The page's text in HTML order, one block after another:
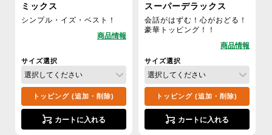
ミックス
シンプル・イズ・ベスト！
サイズ選択
トッピング (追加・削除)
カートに入れる
スーパーデラックス
会話がはずむ！心がおどる！
豪華トッピング！！
サイズ選択
トッピング (追加・削除)
カートに入れる